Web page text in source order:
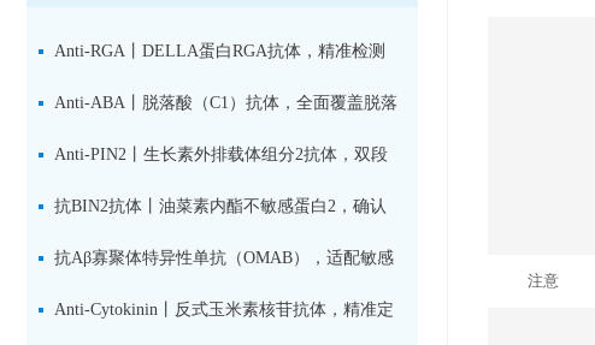
注意
Anti-RGA丨DELLA蛋白RGA抗体，精准检测
赤霉素响应关键抑制因子
Anti-ABA丨脱落酸（C1）抗体，全面覆盖脱落
酸活性库与储存库
Anti-PIN2丨生长素外排载体组分2抗体，双段
肽混合免疫原设计方案
抗BIN2抗体丨油菜素内酯不敏感蛋白2，确认
双子叶植物研究数据特异性
抗Aβ寡聚体特异性单抗（OMAB），适配敏感
检测体系与活细胞实验
Anti-Cytokinin丨反式玉米素核苷抗体，精准定